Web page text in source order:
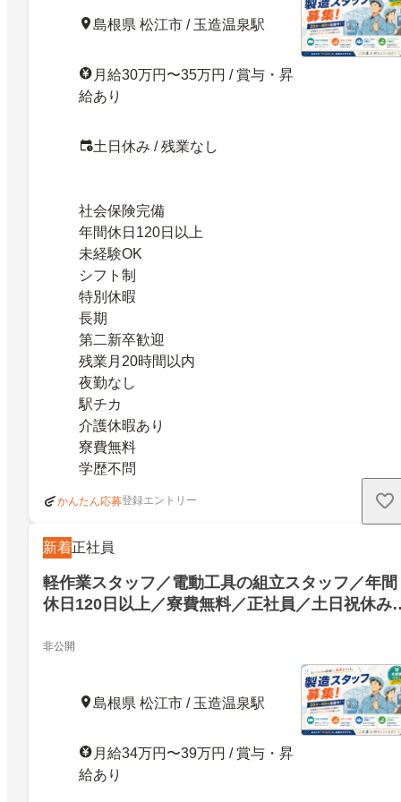
土日祝休み／駅チカ／正社員／年間休日120日以
／残業なし／27535730
島根県 松江市 / 玉造温泉駅
月給30万円〜35万円 / 賞与・昇
給あり
土日休み / 残業なし
社会保険完備
年間休日120日以上
未経験OK
シフト制
特別休暇
長期
第二新卒歓迎
残業月20時間以内
夜勤なし
駅チカ
介護休暇あり
寮費無料
学歴不問
かんたん応募登録エントリー
新着正社員
軽作業スタッフ／電動工具の組立スタッフ／年間
休日120日以上／寮費無料／正社員／土日祝休み
即就職／残業なし／電動工具の組立スタッフ／年
間休日120日以上／寮費無料／正社員／土日祝休
／駅チカ／高給与／年末年始求人／社会保険完備
／即就職／残業なし／27535412
非公開
島根県 松江市 / 玉造温泉駅
月給34万円〜39万円 / 賞与・昇
給あり